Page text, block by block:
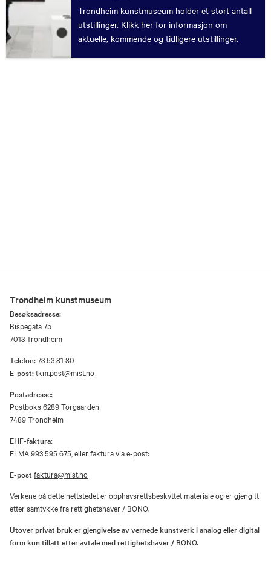
Trondheim kunstmuseum holder et stort antall
utstillinger. Klikk her for informasjon om
aktuelle, kommende og tidligere utstillinger.
Trondheim kunstmuseum
Besøksadresse:
Bispegata 7b
7013 Trondheim
Telefon:73 53 81 80
E-post:tkm.post@mist.no
Postadresse:
Postboks 6289 Torgaarden
7489 Trondheim
EHF-faktura:
ELMA 993 595 675, eller faktura via e-post:
E-post faktura@mist.no
Verkene på dette nettstedet er opphavsrettsbeskyttet materiale og er gjengitt
etter samtykke fra rettighetshaver / BONO.
Utover privat bruk er gjengivelse av vernede kunstverk i analog eller digital
form kun tillatt etter avtale med rettighetshaver / BONO.